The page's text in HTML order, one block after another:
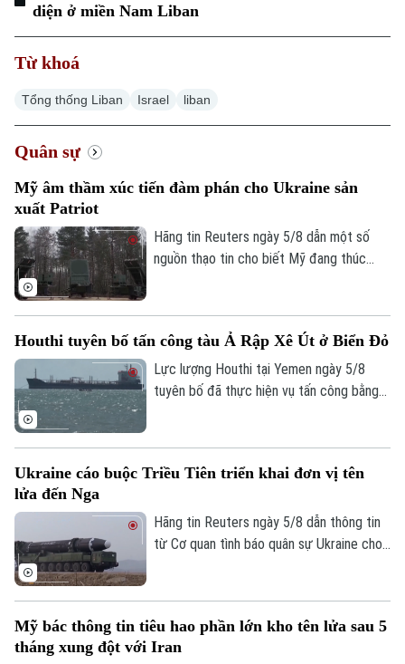
diện ở miền Nam Liban
Từ khoá
Tổng thống Liban Israel liban
Quân sự
Mỹ âm thầm xúc tiến đàm phán cho Ukraine sản
xuất Patriot
Hãng tin Reuters ngày 5/8 dẫn một số
nguồn thạo tin cho biết Mỹ đang thúc
hụt loại vũ khí quan trọng này để đối phó
các cuộc tập kích của Nga.
Houthi tuyên bố tấn công tàu Ả Rập Xê Út ở Biển Đỏ
Lực lượng Houthi tại Yemen ngày 5/8
tuyên bố đã thực hiện vụ tấn công bằng
phong tỏa hàng hải mà nhóm này đang
đồng quốc tế.
Ukraine cáo buộc Triều Tiên triển khai đơn vị tên
lửa đến Nga
Hãng tin Reuters ngày 5/8 dẫn thông tin
từ Cơ quan tình báo quân sự Ukraine cho
trăm tên lửa đạn đạo nhằm hỗ trợ các
hoạt động quân sự của Moscow tại
Mỹ bác thông tin tiêu hao phần lớn kho tên lửa sau 5
tháng xung đột với Iran